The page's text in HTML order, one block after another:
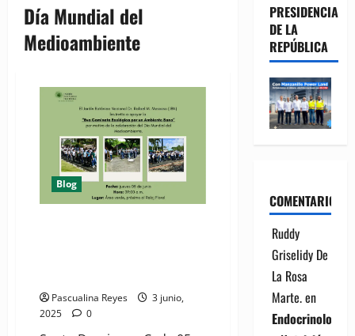
Día Mundial del
Medioambiente
Blog
Pascualina Reyes
3 junio,
2025
0
PRESIDENCIA
DE LA
REPÚBLICA
COMENTARIOS
Ruddy
Griselidy De
La Rosa
Marte.en
Endocrinología